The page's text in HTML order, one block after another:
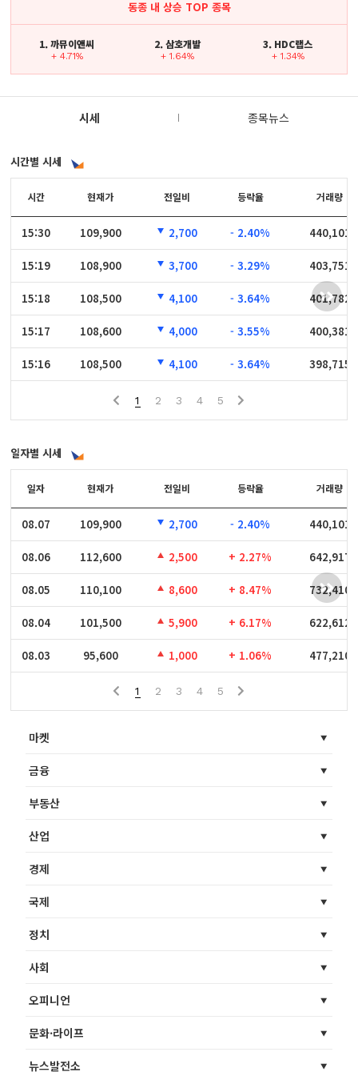
동종 내 상승 TOP 종목
1. 까뮤이앤씨
+ 4.71%
2. 삼호개발
+ 1.64%
3. HDC랩스
+ 1.34%
시세 종목뉴스
시간별 시세
시간
15:30
15:19
15:18
15:17
15:16
시간 현재가 전일비 등락율 거래량
15:30 109,900 2,700 - 2.40% 440,101
15:19 108,900 3,700 - 3.29% 403,751
15:18 108,500 4,100 - 3.64% 401,782
15:17 108,600 4,000 - 3.55% 400,381
15:16 108,500 4,100 - 3.64% 398,715
1 2 3 4 5
일자별 시세
일자
08.07
08.06
08.05
08.04
08.03
일자 현재가 전일비 등락율 거래량
08.07 109,900 2,700 - 2.40% 440,101
08.06 112,600 2,500 + 2.27% 642,917
08.05 110,100 8,600 + 8.47% 732,410
08.04 101,500 5,900 + 6.17% 622,612
08.03 95,600 1,000 + 1.06% 477,210
1 2 3 4 5
마켓
금융
부동산
산업
경제
국제
정치
사회
오피니언
문화·라이프
뉴스발전소